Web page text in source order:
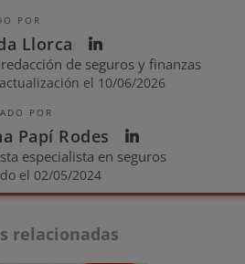
POR
Llorca
redacción de seguros y finanzas
el 10/06/2026
POR
Papí Rodes
especialista en seguros
el 02/05/2024
relacionadas